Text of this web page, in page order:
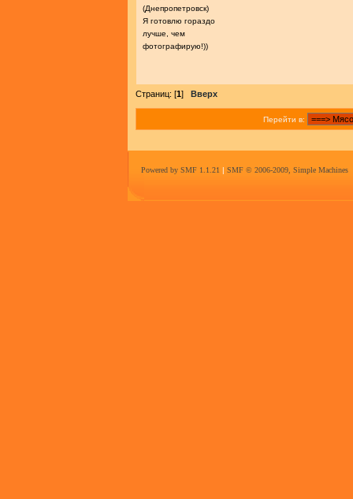
(Днепропетровск)
Я готовлю гораздо
лучше, чем
фотографирую!))
Страниц: [1] Вверх
Перейти в:
Powered by SMF 1.1.21 | SMF © 2006-2009, Simple Machines